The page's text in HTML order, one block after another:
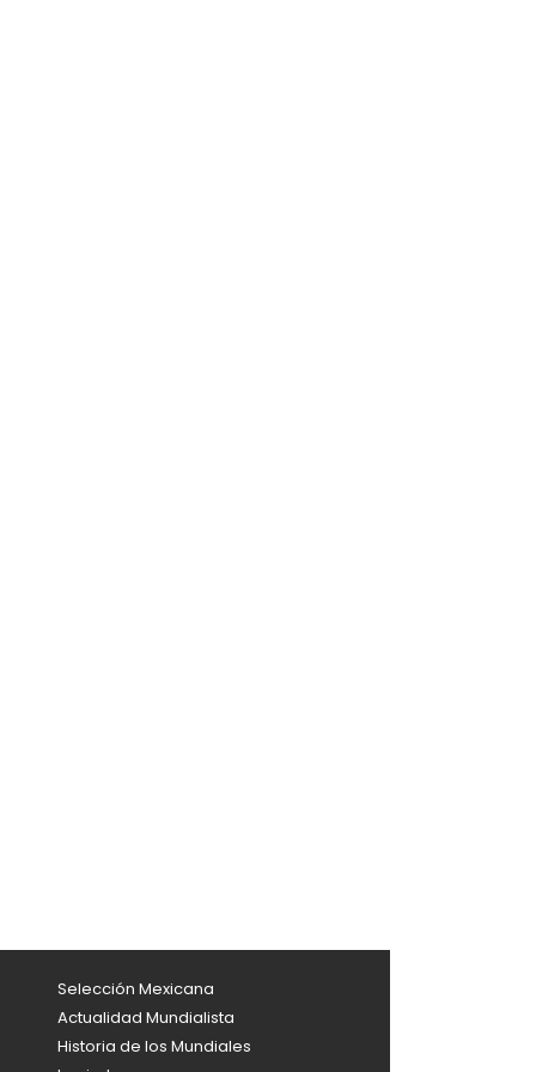
Selección Mexicana
Actualidad Mundialista
Historia de los Mundiales